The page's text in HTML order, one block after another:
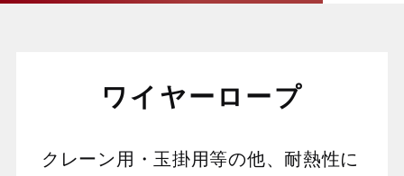
ワイヤーロープ
クレーン用・玉掛用等の他、耐熱性に